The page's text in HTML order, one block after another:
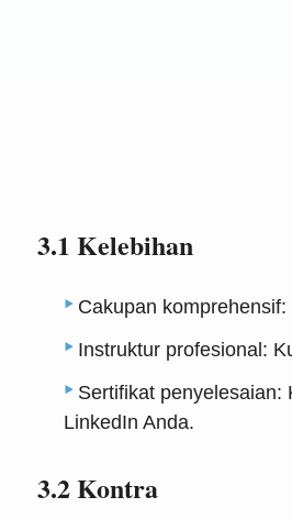
3.1 Kelebihan
Cakupan
Instruktur profesional:
Sertifikat penyelesaian:
LinkedIn Anda.
3.2 Kontra